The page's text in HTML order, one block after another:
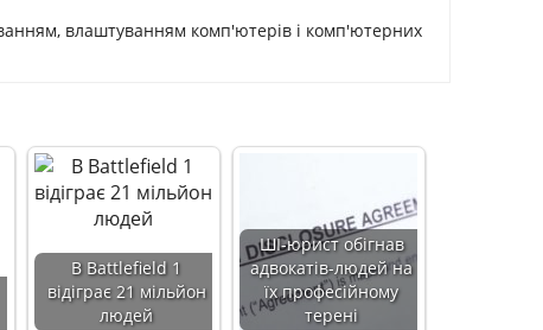
влаштуванням комп'ютерів і комп'ютерних
В Battlefield 1
відіграє 21 мільйон
людей
ШІ-юрист обігнав
адвокатів-людей на
їх професійному
терені